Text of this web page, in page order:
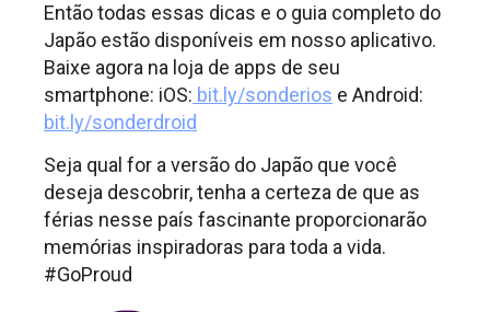
Então todas essas dicas e o guia completo do
Japão estão disponíveis em nosso aplicativo.
Baixe agora na loja de apps de seu
smartphone: iOS: bit.ly/sonderios e Android:
bit.ly/sonderdroid
Seja qual for a versão do Japão que você
deseja descobrir, tenha a certeza de que as
férias nesse país fascinante proporcionarão
memórias inspiradoras para toda a vida.
#GoProud